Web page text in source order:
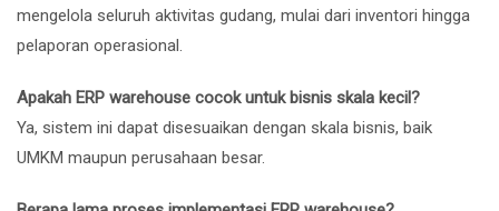
mengelola seluruh aktivitas gudang, mulai dari inventori hingga
pelaporan operasional.
Apakah ERP warehouse cocok untuk bisnis skala kecil?
Ya, sistem ini dapat disesuaikan dengan skala bisnis, baik
UMKM maupun perusahaan besar.